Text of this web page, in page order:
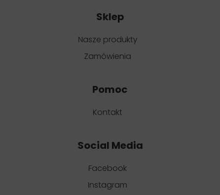
Sklep
Nasze produkty
Zamówienia
Pomoc
Kontakt
Social Media
Facebook
Instagram